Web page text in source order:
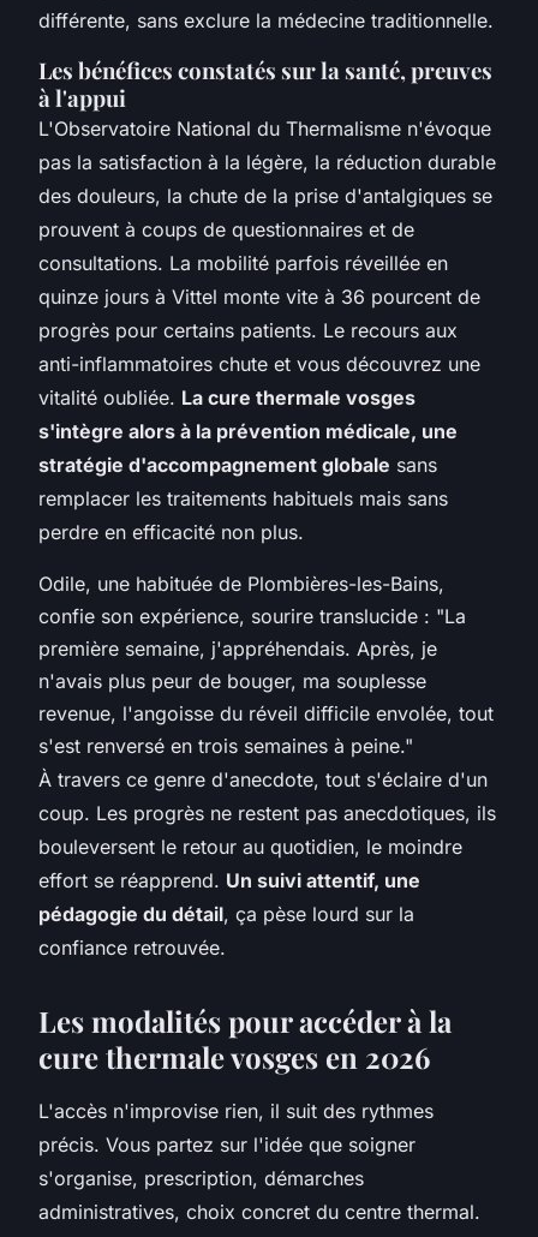
différente, sans exclure la médecine traditionnelle.
Les bénéfices constatés sur la santé, preuves
à l'appui
L'Observatoire National du Thermalisme n'évoque
pas la satisfaction à la légère, la réduction durable
des douleurs, la chute de la prise d'antalgiques se
prouvent à coups de questionnaires et de
consultations. La mobilité parfois réveillée en
quinze jours à Vittel monte vite à 36 pourcent de
progrès pour certains patients. Le recours aux
anti-inflammatoires chute et vous découvrez une
vitalité oubliée. La cure thermale vosges
s'intègre alors à la prévention médicale, une
stratégie d'accompagnement globale sans
remplacer les traitements habituels mais sans
perdre en efficacité non plus.
Odile, une habituée de Plombières-les-Bains,
confie son expérience, sourire translucide : "La
première semaine, j'appréhendais. Après, je
n'avais plus peur de bouger, ma souplesse
revenue, l'angoisse du réveil difficile envolée, tout
s'est renversé en trois semaines à peine."
À travers ce genre d'anecdote, tout s'éclaire d'un
coup. Les progrès ne restent pas anecdotiques, ils
bouleversent le retour au quotidien, le moindre
effort se réapprend. Un suivi attentif, une
pédagogie du détail, ça pèse lourd sur la
confiance retrouvée.
Les modalités pour accéder à la
cure thermale vosges en 2026
L'accès n'improvise rien, il suit des rythmes
précis. Vous partez sur l'idée que soigner
s'organise, prescription, démarches
administratives, choix concret du centre thermal.